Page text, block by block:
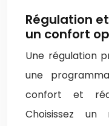
Régulation
un confort
Une régulation
une
confort et
Choisissez